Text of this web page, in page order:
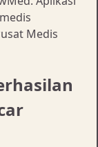
Medis